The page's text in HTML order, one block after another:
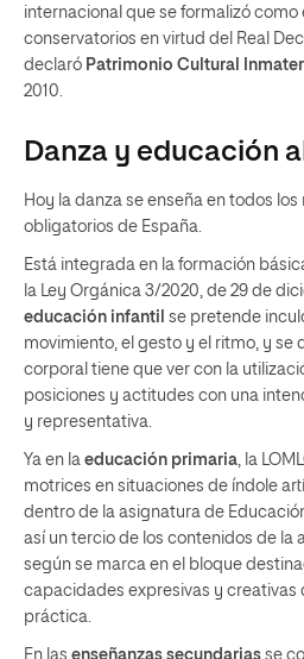
internacional que se formalizó como
conservatorios en virtud del Real
declaró Patrimonio Cultural
2010.
Danza y educación
Hoy la danza se enseña en todos
obligatorios de España.
Está integrada en la formación
la Ley Orgánica 3/2020, de 29 de
educación infantil se pretende
movimiento, el gesto y el ritmo, y se
corporal tiene que ver con la
posiciones y actitudes con una
y representativa.
Ya en la educación primaria, la
motrices en situaciones de índole
dentro de la asignatura de
así un tercio de los contenidos de la
según se marca en el bloque
capacidades expresivas y creativas
práctica.
En las enseñanzas secundarias se